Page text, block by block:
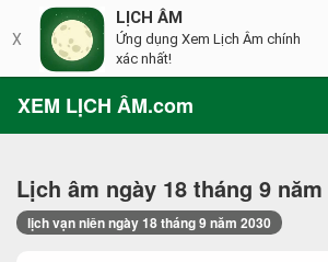
XEM LỊCH ÂM.com
Lịch âm ngày 18 tháng 9 năm
lịch vạn niên ngày 18 tháng 9 năm 2030
X
LỊCH ÂM
Ứng dụng Xem Lịch Âm chính
xác nhất!